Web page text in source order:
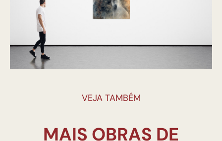
VEJA TAMBÉM
MAIS OBRAS DE